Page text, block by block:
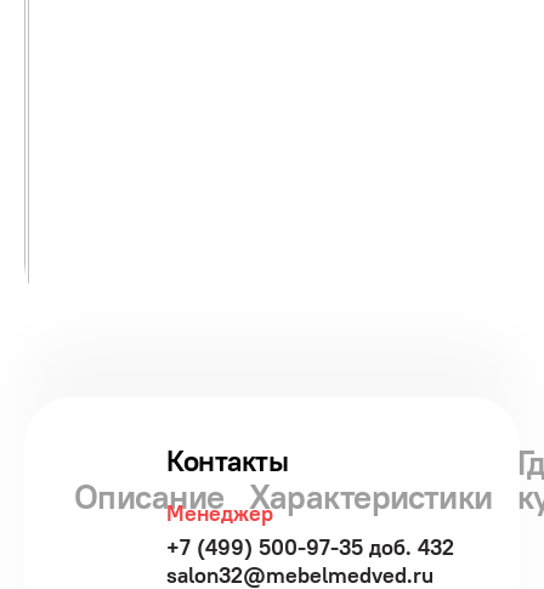
Описание Характеристики
Контакты
Менеджер
+7 (499) 500-97-35 доб. 432
salon32@mebelmedved.ru